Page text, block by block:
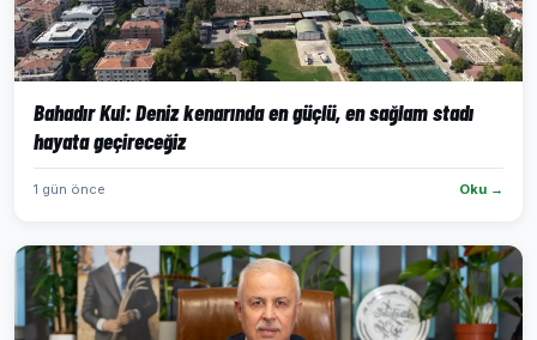
Bahadır Kul: Deniz kenarında en güçlü, en sağlam stadı
hayata geçireceğiz
1 gün önce Oku →